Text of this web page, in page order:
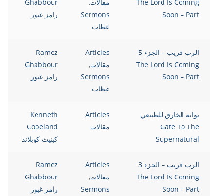
The Lord Is Coming
Soon – Part
مقالات,
Sermons
عظات
Ghabbour
رامز غبور
الرب قريب – الجزء 5
The Lord Is Coming
Soon – Part
Articles
مقالات,
Sermons
عظات
Ramez
Ghabbour
رامز غبور
بوابة الخارق للطبيعي
Gate To The
Supernatural
Articles
مقالات
Kenneth
Copeland
كينيث كوبلاند
الرب قريب – الجزء 3
The Lord Is Coming
Soon – Part
Articles
مقالات,
Sermons
Ramez
Ghabbour
رامز غبور